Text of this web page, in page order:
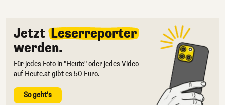
Jetzt Leserreporter
werden.
Für jedes Foto in "Heute" oder jedes Video
auf Heute.at gibt es 50 Euro.
So geht's